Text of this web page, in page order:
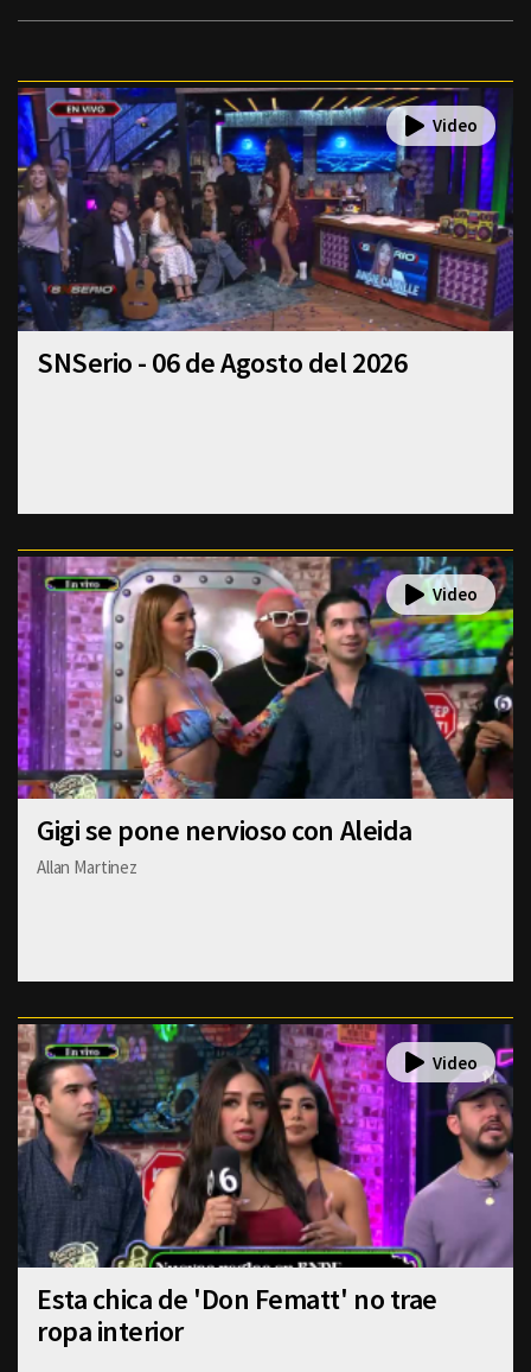
SNSerio - 06 de Agosto del 2026
Gigi se pone nervioso con Aleida
Allan Martinez
Esta chica de 'Don Fematt' no trae
ropa interior